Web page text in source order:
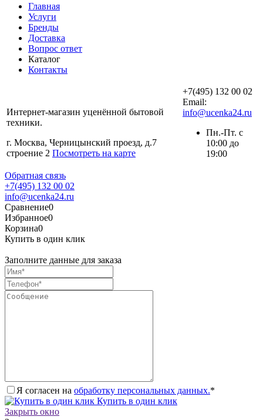
Главная
Услуги
Бренды
Доставка
Вопрос ответ
Каталог
Контакты
Интернет-магазин уценённой бытовой
техники.
г. Москва, Черницынский проезд, д.7
строение 2 Посмотреть на карте
+7(495) 132 00 02
Email:
info@ucenka24.ru
Пн.-Пт. с
10:00 до
19:00
Обратная связь
+7(495) 132 00 02
info@ucenka24.ru
Сравнение0
Избранное0
Корзина0
Купить в один клик
Заполните данные для заказа
Я согласен на обработку персональных данных.*
Купить в один клик
Закрыть окно